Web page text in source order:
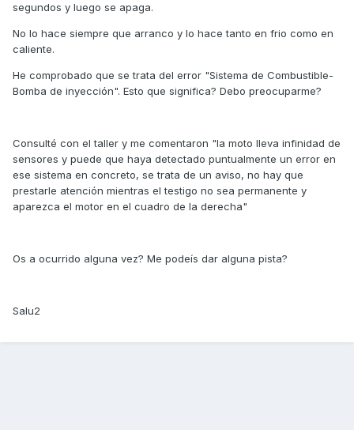
segundos y luego se apaga.
No lo hace siempre que arranco y lo hace tanto en frio como en
caliente.
He comprobado que se trata del error "Sistema de Combustible-
Bomba de inyección". Esto que significa? Debo preocuparme?
Consulté con el taller y me comentaron "la moto lleva infinidad de
sensores y puede que haya detectado puntualmente un error en
ese sistema en concreto, se trata de un aviso, no hay que
prestarle atención mientras el testigo no sea permanente y
aparezca el motor en el cuadro de la derecha"
Os a ocurrido alguna vez? Me podeís dar alguna pista?
Salu2